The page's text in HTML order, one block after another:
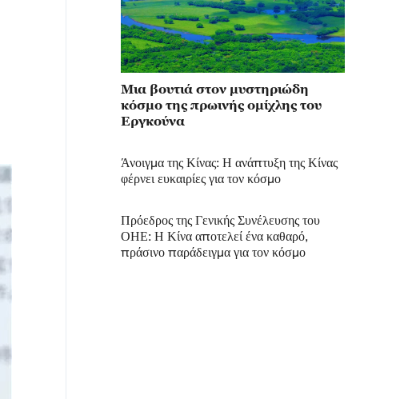
Μια βουτιά στον μυστηριώδη
κόσμο της πρωινής ομίχλης του
Εργκούνα
Άνοιγμα της Κίνας: Η ανάπτυξη της Κίνας
φέρνει ευκαιρίες για τον κόσμο
Πρόεδρος της Γενικής Συνέλευσης του
ΟΗΕ: Η Κίνα αποτελεί ένα καθαρό,
πράσινο παράδειγμα για τον κόσμο